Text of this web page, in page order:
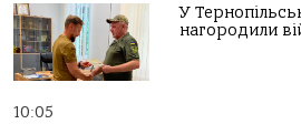
У
нагородили
10:05